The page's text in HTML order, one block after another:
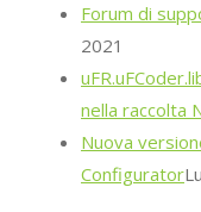
Forum di
2021
nella raccolta
Nuova
Configurator